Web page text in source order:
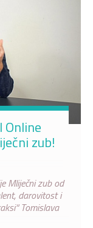
zub!
Mliječni zub od
darovitost i
Tomislava